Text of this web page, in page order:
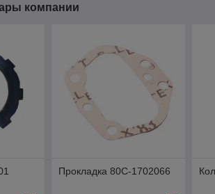
компании
Прокладка 80С-1702066